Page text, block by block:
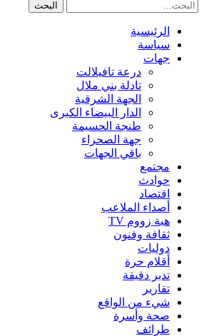
الرئيسية
سياسة
جهات
درعة تافيلالت
تادلة بني ملال
الجهة الشرقية
الدار البيضاء الكبرى
طنجة الحسيمة
جهة الصحراء
باقي الجهات
مجتمع
حوادث
اقتصاد
أصداء الملاعب
هبة زووم TV
ثقافة وفنون
دوليات
أقلام حرة
تدبر دقيقة
تقارير
شيء من الواقع
صحة وأسرة
طرائف